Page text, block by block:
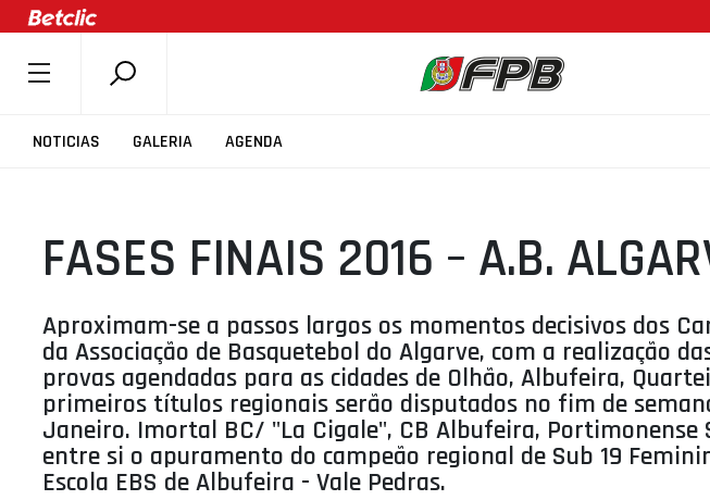
NOTICIAS GALERIA AGENDA
SOBRE A FPB
COMPETIÇÕES
ASSOCIAÇÕES
CLUBES
AGENTES
AGENDA
SELEÇÕES
MINIBASQUETE
FASES FINAIS 2016 – A.B.
Aproximam-se a passos largos os momentos decisivos dos
da Associação de Basquetebol do Algarve, com a realização
provas agendadas para as cidades de Olhão, Albufeira,
primeiros títulos regionais serão disputados no fim de
Janeiro. Imortal BC/ "La Cigale", CB Albufeira, Portimonense
entre si o apuramento do campeão regional de Sub 19
Escola EBS de Albufeira - Vale Pedras.